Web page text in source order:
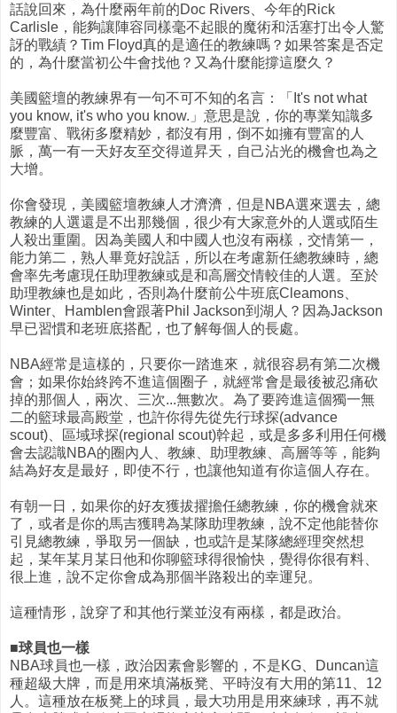
話說回來，為什麼兩年前的Doc Rivers、今年的Rick
Carlisle，能夠讓陣容同樣毫不起眼的魔術和活塞打出令人驚
訝的戰績？Tim Floyd真的是適任的教練嗎？如果答案是否定
的，為什麼當初公牛會找他？又為什麼能撐這麼久？
美國籃壇的教練界有一句不可不知的名言：「It's not what
you know, it's who you know.」意思是說，你的專業知識多
麼豐富、戰術多麼精妙，都沒有用，倒不如擁有豐富的人
脈，萬一有一天好友至交得道昇天，自己沾光的機會也為之
大增。
你會發現，美國籃壇教練人才濟濟，但是NBA選來選去，總
教練的人選還是不出那幾個，很少有大家意外的人選或陌生
人殺出重圍。因為美國人和中國人也沒有兩樣，交情第一，
能力第二，熟人畢竟好說話，所以在考慮新任總教練時，總
會率先考慮現任助理教練或是和高層交情較佳的人選。至於
助理教練也是如此，否則為什麼前公牛班底Cleamons、
Winter、Hamblen會跟著Phil Jackson到湖人？因為Jackson
早已習慣和老班底搭配，也了解每個人的長處。
NBA經常是這樣的，只要你一踏進來，就很容易有第二次機
會；如果你始終跨不進這個圈子，就經常會是最後被忍痛砍
掉的那個人，兩次、三次...無數次。為了要跨進這個獨一無
二的籃球最高殿堂，也許你得先從先行球探(advance
scout)、區域球探(regional scout)幹起，或是多多利用任何機
會去認識NBA的圈內人、教練、助理教練、高層等等，能夠
結為好友是最好，即使不行，也讓他知道有你這個人存在。
有朝一日，如果你的好友獲拔擢擔任總教練，你的機會就來
了，或者是你的馬吉獲聘為某隊助理教練，說不定他能替你
引見總教練，爭取另一個缺，也或許是某隊總經理突然想
起，某年某月某日他和你聊籃球得很愉快，覺得你很有料、
很上進，說不定你會成為那個半路殺出的幸運兒。
這種情形，說穿了和其他行業並沒有兩樣，都是政治。
■球員也一樣
NBA球員也一樣，政治因素會影響的，不是KG、Duncan這
種超級大牌，而是用來填滿板凳、平時沒有大用的第11、12
人。這種放在板凳上的球員，最大功用是用來練球，再不就